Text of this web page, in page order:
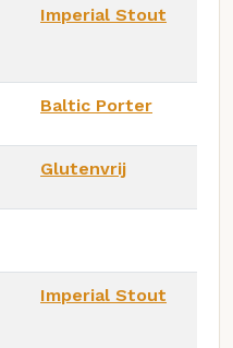
Imperial Stout
Baltic Porter
Glutenvrij
Imperial Stout